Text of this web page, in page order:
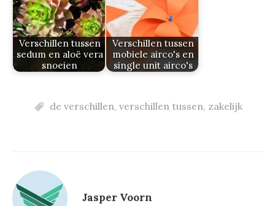
Verschillen tussen
sedum en aloë vera
snoeien
Verschillen tussen
mobiele airco's en
single unit airco's
de verschillen, verschillen tussen, zakelijk
Jasper Voorn